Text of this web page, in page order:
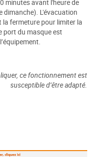
minutes avant l'heure de
dimanche). L'évacuation
fermeture pour limiter la
port du masque est
ce fonctionnement est
susceptible d’être adapté.